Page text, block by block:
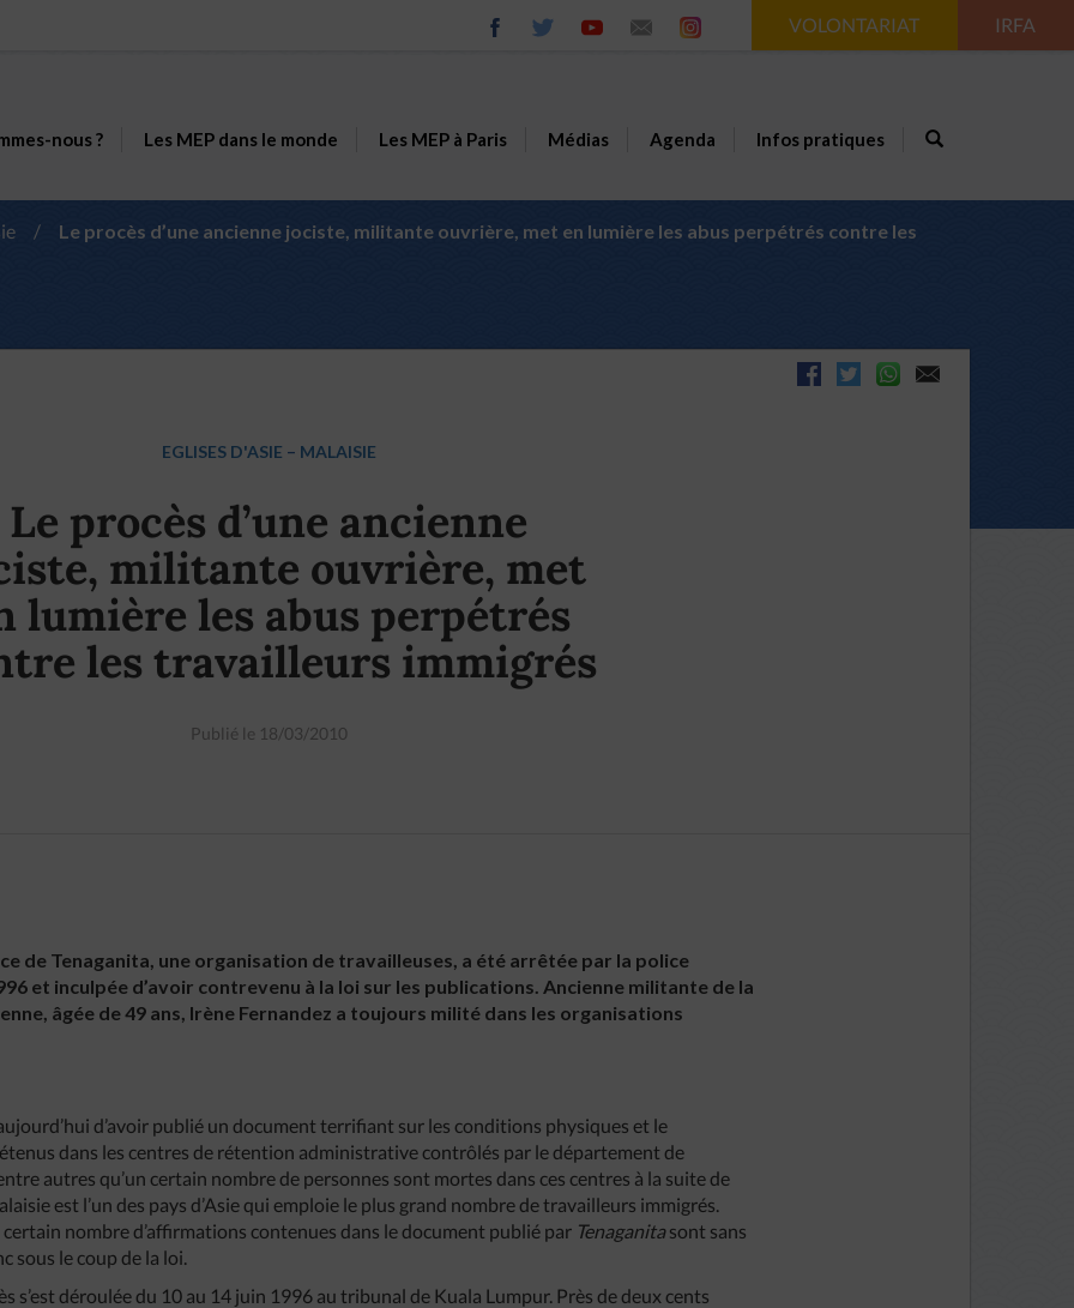
VOLONTARIAT IRFA
nous ? Les MEP dans le monde Les MEP à Paris Médias Agenda Infos pratiques
/ Le procès d’une ancienne jociste, militante ouvrière, met en lumière les abus perpétrés contre les
EGLISES D'ASIE – MALAISIE
Le procès d’une ancienne
militante ouvrière, met
lumière les abus perpétrés
les travailleurs immigrés
Publié le 18/03/2010
de Tenaganita, une organisation de travailleuses, a été arrêtée par la police
et inculpée d’avoir contrevenu à la loi sur les publications. Ancienne militante de la
âgée de 49 ans, Irène Fernandez a toujours milité dans les organisations
d’avoir publié un document terrifiant sur les conditions physiques et le
dans les centres de rétention administrative contrôlés par le département de
autres qu’un certain nombre de personnes sont mortes dans ces centres à la suite de
est l’un des pays d’Asie qui emploie le plus grand nombre de travailleurs immigrés.
certain nombre d’affirmations contenues dans le document publié par Tenaganitasont sans
sous le coup de la loi.
s’est déroulée du 10 au 14 juin 1996 au tribunal de Kuala Lumpur. Près de deux cents